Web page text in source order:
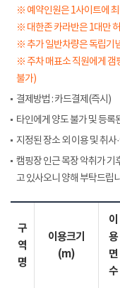
※ 예약인원은 1사이트에
※ 대한존 카라반은 1대만
※ 추가 일반차량은 독립기
※ 주차 매표소 직원에게 갬
불가)
결제방법 : 카드결제(즉시)
타인에게 양도 불가 및 등록
지정된 장소 외 이용 및 취사
캠핑장 인근 목장 악취가 기
고 있사오니 양해 부탁드립
구
역
명
이용크기
(m)
이
용
면
수